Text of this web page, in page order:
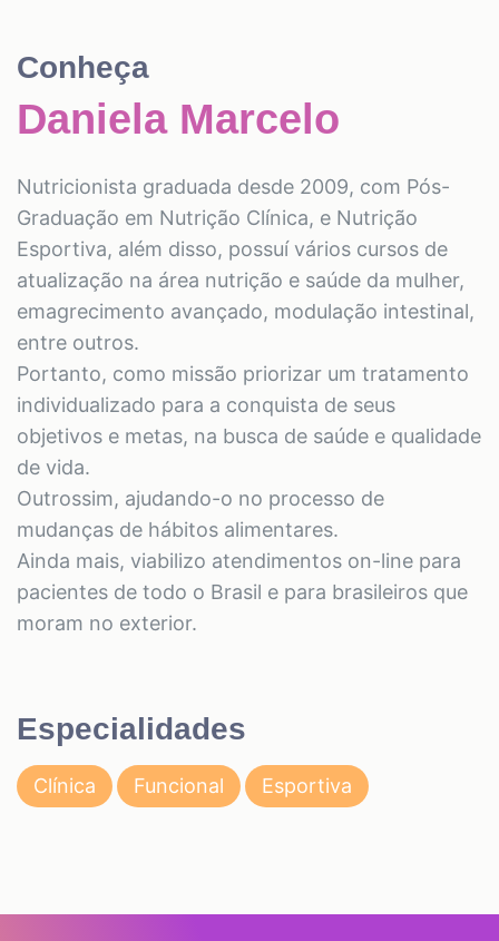
Conheça
Daniela Marcelo
Nutricionista graduada desde 2009, com Pós-
Graduação em Nutrição Clínica, e Nutrição
Esportiva, além disso, possuí vários cursos de
atualização na área nutrição e saúde da mulher,
emagrecimento avançado, modulação intestinal,
entre outros.
Portanto, como missão priorizar um tratamento
individualizado para a conquista de seus
objetivos e metas, na busca de saúde e qualidade
de vida.
Outrossim, ajudando-o no processo de
mudanças de hábitos alimentares.
Ainda mais, viabilizo atendimentos on-line para
pacientes de todo o Brasil e para brasileiros que
moram no exterior.
Especialidades
Clínica Funcional Esportiva